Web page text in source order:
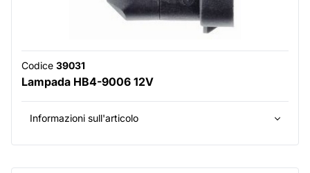
Codice 39031
Lampada HB4-9006 12V
Informazioni sull'articolo